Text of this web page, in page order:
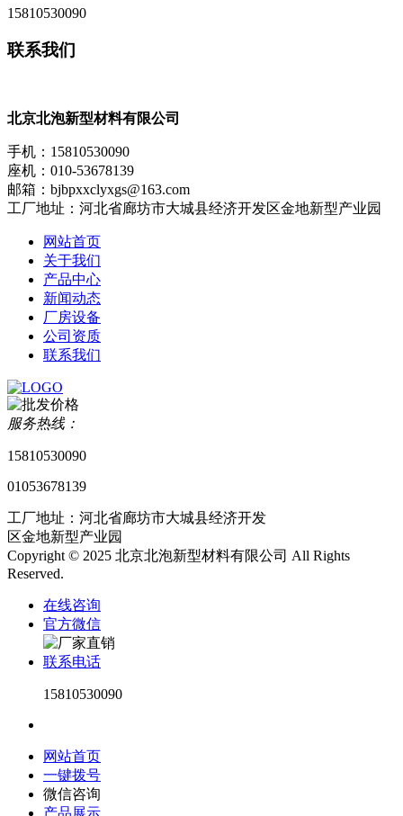
15810530090
联系我们
北京北泡新型材料有限公司
手机：15810530090
座机：010-53678139
邮箱：bjbpxxclyxgs@163.com
工厂地址：河北省廊坊市大城县经济开发区金地新型产业园
网站首页
关于我们
产品中心
新闻动态
厂房设备
公司资质
联系我们
服务热线：
15810530090
01053678139
工厂地址：河北省廊坊市大城县经济开发
区金地新型产业园
Copyright © 2025 北京北泡新型材料有限公司 All Rights
Reserved.
在线咨询
官方微信
联系电话
15810530090
网站首页
一键拨号
微信咨询
产品展示